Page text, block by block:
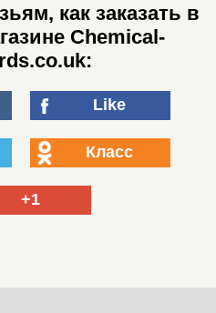
как заказать в
Chemical-
Like
Класс
+1